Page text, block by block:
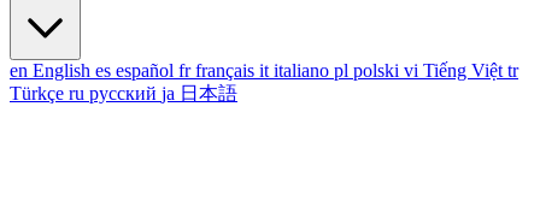
en English es español fr français it italiano pl polski vi Tiếng Việt tr
Türkçe ru русский ja 日本語